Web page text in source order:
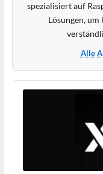
spezialisiert auf
Lösungen,
Alle